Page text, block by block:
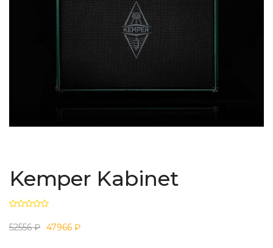
Kemper Kabinet
52556 ₽ 47966 ₽